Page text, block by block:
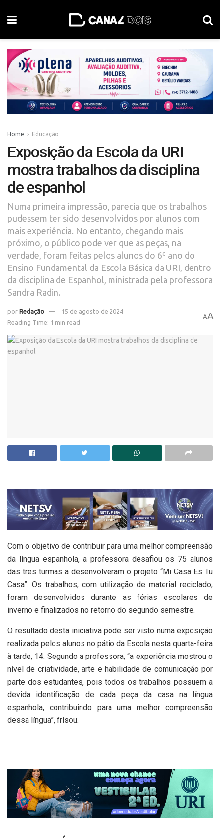
Home Educação
Exposição da Escola da URI
mostra trabalhos da disciplina
de espanhol
Numa primeira impressão, parecia que os trabalhos
pudessem ter sido desenvolvidos por alunos com
mais experiência. No entanto, chegando mais
próximo, o público pode ver que as peças, na
verdade, foram feitas pelos alunos do 6º ano do
Ensino Fundamental da Escola Básica da URI, dentro
da disciplina de Espanhol, ministrada pela professora
Sandra Radin.
por Redação
15 de agosto de 2024
Reading Time: 1 min read
AA
Com o objetivo de contribuir para uma melhor compreensão
da língua espanhola, a professora desafiou os 75 alunos
das três turmas a desenvolveram o projeto “Mi Casa Es Tu
Casa”. Os trabalhos, com utilização de material reciclado,
foram desenvolvidos durante as férias escolares de
inverno e finalizados no retorno do segundo semestre.
O resultado desta iniciativa pode ser visto numa exposição
realizada pelos alunos no pátio da Escola nesta quarta-feira
à tarde, 14. Segundo a professora, “a experiência mostrou o
nível de criatividade, arte e habilidade de comunicação por
parte dos estudantes, pois todos os trabalhos possuem a
devida identificação de cada peça da casa na língua
espanhola, contribuindo para uma melhor compreensão
dessa língua”, frisou.